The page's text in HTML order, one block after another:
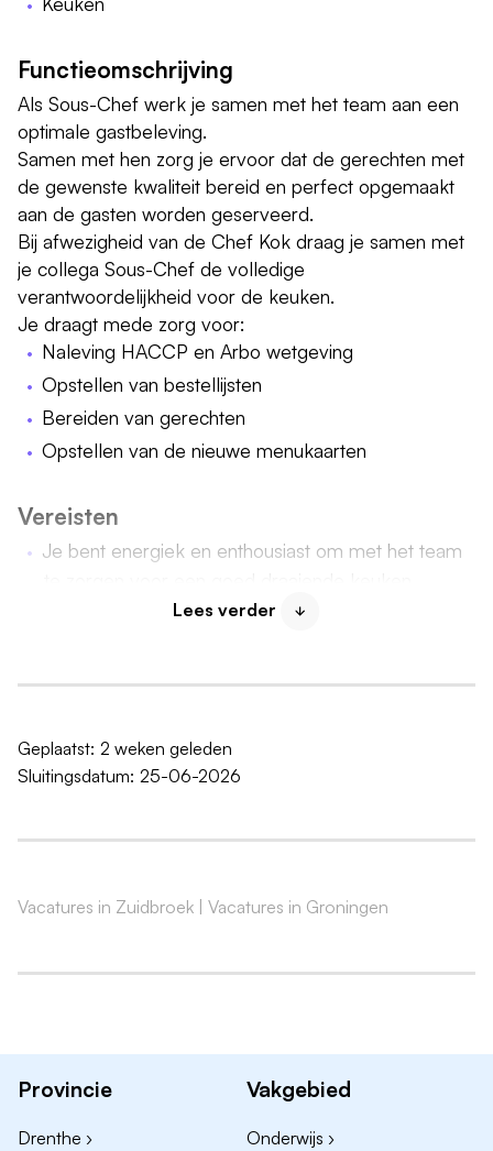
Functieomschrijving
Als Sous-Chef werk je samen met het team aan een
optimale gastbeleving.
Samen met hen zorg je ervoor dat de gerechten met
de gewenste kwaliteit bereid en perfect opgemaakt
aan de gasten worden geserveerd.
Bij afwezigheid van de Chef Kok draag je samen met
je collega Sous-Chef de volledige
verantwoordelijkheid voor de keuken.
Je draagt mede zorg voor:
Naleving HACCP en Arbo wetgeving
Opstellen van bestellijsten
Bereiden van gerechten
Opstellen van de nieuwe menukaarten
Vereisten
Je bent energiek en enthousiast om met het team
Jij begeleidt je collega's en bent voor hen een
wat er beter kan
Minimaal een afgeronde MBO opleiding
Je bent enthousiast en gastvrij
Fulltime werken in een 4-daagse werkweek
Marktconform salaris
Korting op overnachtingen bij diverse Van der Valk
Lees verder
Geplaatst: 2 weken geleden
Sluitingsdatum: 25-06-2026
Vacatures in Zuidbroek | Vacatures in Groningen
Provincie
Drenthe ›
Vakgebied
Onderwijs ›